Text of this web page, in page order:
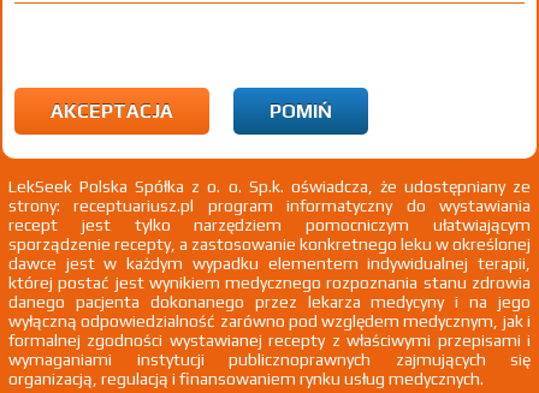
100%
32,40 zł
Pyridoxinum hydrochloridum ,Thiaminum hydrochloridum
tabl. powl. 100 mg+ 100 mg 50 szt. Doustnie Sun-Farm Sp. z o.o.
Bexon Rx
100%
26,00 zł
AKCEPTACJA POMIŃ
LekSeek Polska Spółka z o. o. Sp.k. oświadcza, że udostępniany ze
strony: receptuariusz.pl program informatyczny do wystawiania
recept jest tylko narzędziem pomocniczym ułatwiającym
sporządzenie recepty, a zastosowanie konkretnego leku w określonej
dawce jest w każdym wypadku elementem indywidualnej terapii,
której postać jest wynikiem medycznego rozpoznania stanu zdrowia
danego pacjenta dokonanego przez lekarza medycyny i na jego
wyłączną odpowiedzialność zarówno pod względem medycznym, jak i
formalnej zgodności wystawianej recepty z właściwymi przepisami i
wymaganiami instytucji publicznoprawnych zajmujących się
organizacją, regulacją i finansowaniem rynku usług medycznych.